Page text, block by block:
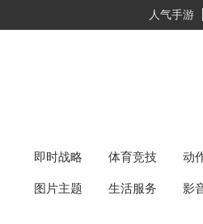
人气手游
即时战略 体育竞技 动
图片主题 生活服务 影